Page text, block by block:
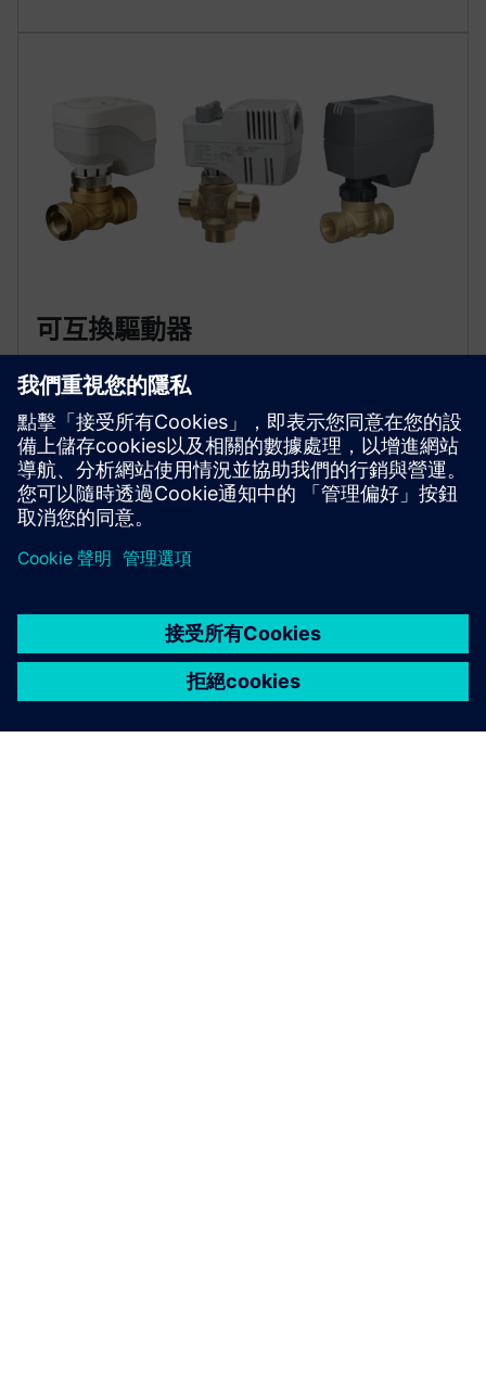
可互換驅動器
無論尺寸、連接或 Cv 如何，西門子區域閥門驅動器
（SFA/SFP，SSA 和 SSE/SSF）與所有雙通和三通區域閥
體連接。提高設計靈活性並簡化庫存。